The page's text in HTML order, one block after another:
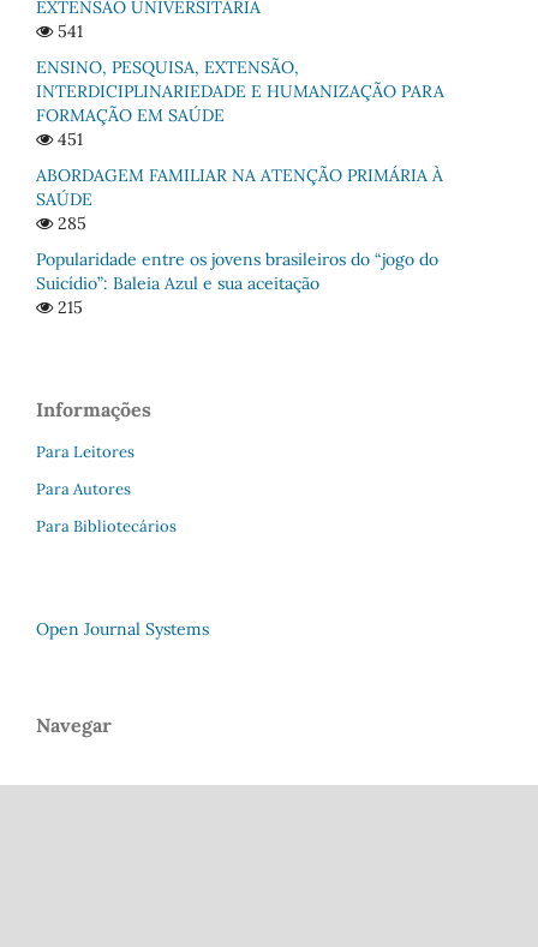
EXTENSÃO UNIVERSITÁRIA
541
ENSINO, PESQUISA, EXTENSÃO,
INTERDICIPLINARIEDADE E HUMANIZAÇÃO PARA
FORMAÇÃO EM SAÚDE
451
ABORDAGEM FAMILIAR NA ATENÇÃO PRIMÁRIA À
SAÚDE
285
Popularidade entre os jovens brasileiros do “jogo do
Suicídio”: Baleia Azul e sua aceitação
215
Informações
Para Leitores
Para Autores
Para Bibliotecários
Open Journal Systems
Navegar